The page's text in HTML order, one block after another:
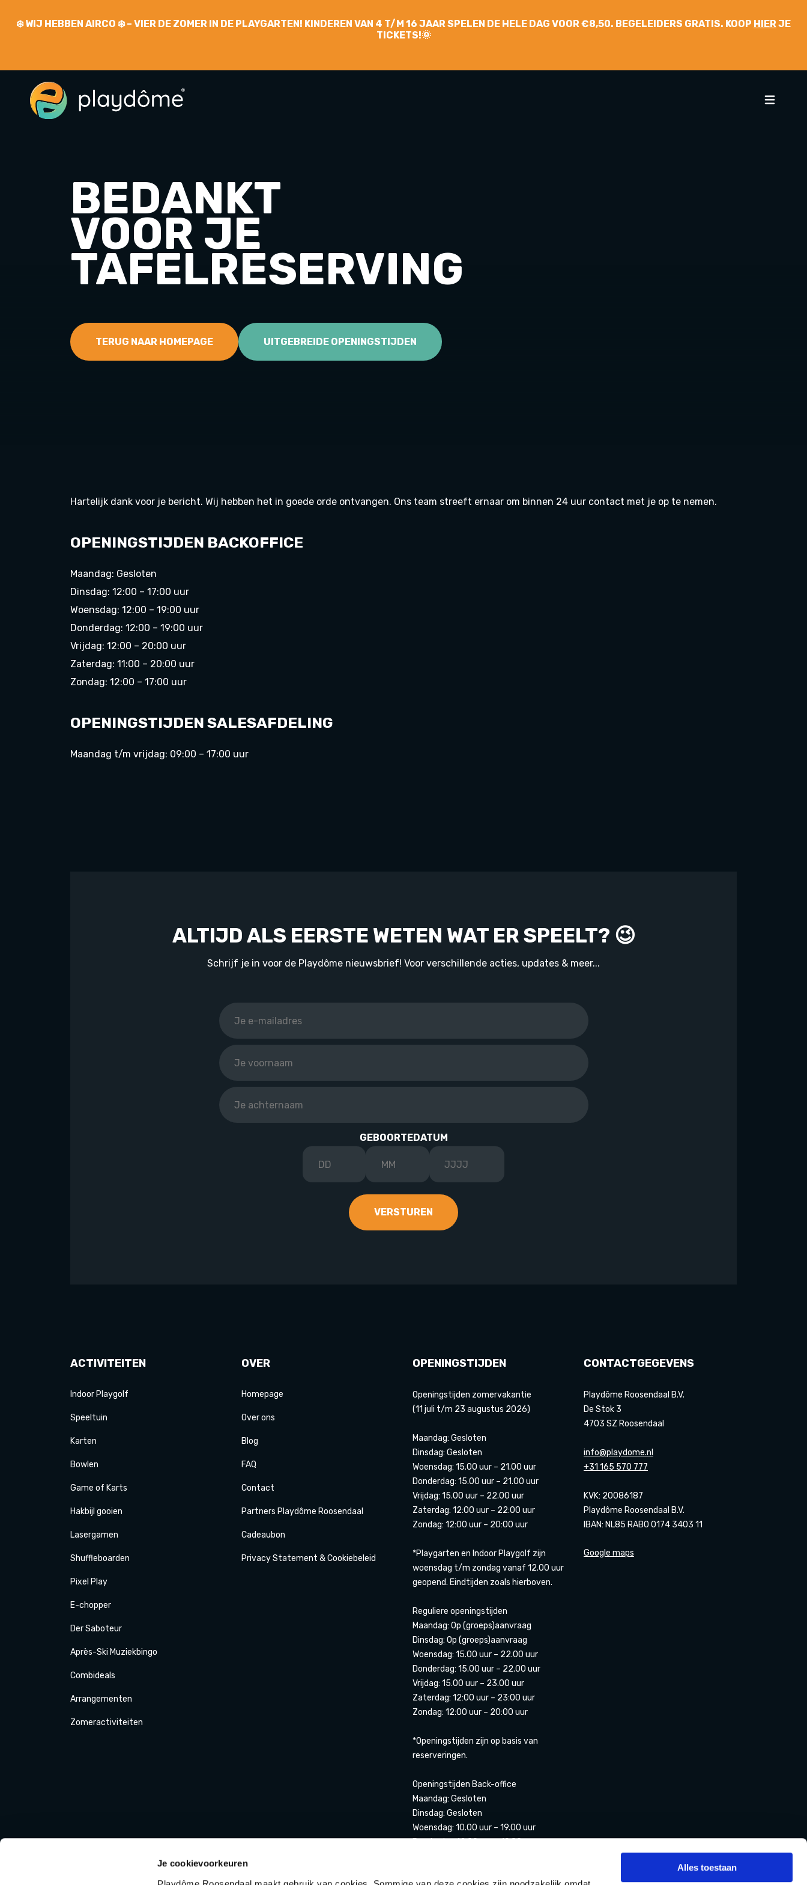
Je cookievoorkeuren Alles toestaan
❄️WIJ HEBBEN AIRCO ❄️ – VIER DE ZOMER IN DE PLAYGARTEN! KINDEREN VAN 4 T/M 16 JAAR SPELEN DE HELE DAG VOOR €8,50. BEGELEIDERS GRATIS. KOOP HIERJE
TICKETS!🌞
BEDANKT
VOOR JE
TAFELRESERVING
TERUG NAAR HOMEPAGE UITGEBREIDE OPENINGSTIJDEN
Hartelijk dank voor je bericht. Wij hebben het in goede orde ontvangen. Ons team streeft ernaar om binnen 24 uur contact met je op te nemen.
OPENINGSTIJDEN BACKOFFICE
Maandag: Gesloten
Dinsdag: 12:00 – 17:00 uur
Woensdag: 12:00 – 19:00 uur
Donderdag: 12:00 – 19:00 uur
Vrijdag: 12:00 – 20:00 uur
Zaterdag: 11:00 – 20:00 uur
Zondag: 12:00 – 17:00 uur
OPENINGSTIJDEN SALESAFDELING
Maandag t/m vrijdag: 09:00 – 17:00 uur
ALTIJD ALS EERSTE WETEN WAT ER SPEELT? 😉
Schrijf je in voor de Playdôme nieuwsbrief! Voor verschillende acties, updates & meer...
GEBOORTEDATUM
ACTIVITEITEN
Indoor Playgolf
Speeltuin
Karten
Bowlen
Game of Karts
Hakbijl gooien
Lasergamen
Shuffleboarden
Pixel Play
E-chopper
DerSaboteur
Après-Ski Muziekbingo
Combideals
Arrangementen
Zomeractiviteiten
OVER
Homepage
Over ons
Blog
FAQ
Contact
Partners Playdôme Roosendaal
Cadeaubon
Privacy Statement & Cookiebeleid
OPENINGSTIJDEN
Openingstijden zomervakantie
(11 juli t/m 23 augustus 2026)
Maandag: Gesloten
Dinsdag: Gesloten
Woensdag: 15.00 uur – 21.00 uur
Donderdag: 15.00 uur – 21.00 uur
Vrijdag: 15.00 uur – 22.00 uur
Zaterdag: 12:00 uur – 22:00 uur
Zondag: 12:00 uur – 20:00 uur
*Playgarten en Indoor Playgolf zijn
woensdag t/m zondag vanaf 12.00 uur
geopend. Eindtijden zoals hierboven.
Reguliere openingstijden
Maandag: Op (groeps)aanvraag
Dinsdag: Op (groeps)aanvraag
Woensdag: 15.00 uur – 22.00 uur
Donderdag: 15.00 uur – 22.00 uur
Vrijdag: 15.00 uur – 23.00 uur
Zaterdag: 12:00 uur – 23:00 uur
Zondag: 12:00 uur – 20:00 uur
*Openingstijden zijn op basis van
reserveringen.
Openingstijden Back-office
Maandag: Gesloten
Dinsdag: Gesloten
Woensdag: 10.00 uur – 19.00 uur
Donderdag 12.00 uur – 19.00 uur
CONTACTGEGEVENS
Playdôme Roosendaal B.V.
De Stok 3
4703 SZ Roosendaal
info@playdome.nl
+31 165 570 777
KVK: 20086187
Playdôme Roosendaal B.V.
IBAN: NL85 RABO 0174 3403 11
Google maps